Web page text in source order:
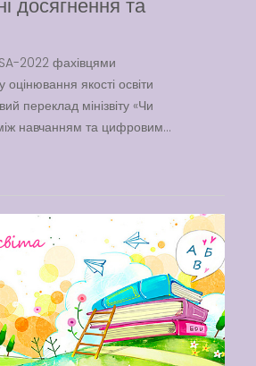
досягнення та
2022 фахівцями
оцінювання якості освіти
переклад мінізвіту «Чи
навчанням та цифровим...